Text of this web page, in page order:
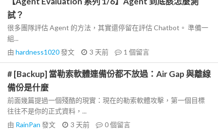
試？
很多團隊評估 Agent 的方法，其實還停留在評估 Chatbot。 準備一
組...
由 hardness1020發文 3 天前 1 個留言
# [Backup] 當勒索軟體連備份都不放過：Air Gap 與離線
備份是什麼
前面幾篇提過一個殘酷的現實：現在的勒索軟體攻擊，第一個目標
往往不是你的正式資料，...
由 RainPan 發文 3 天前 0個留言